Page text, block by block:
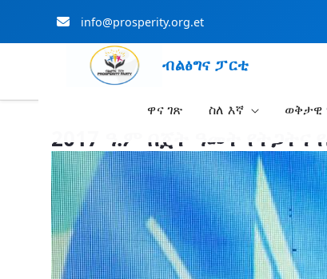
info@prosperity.org.et
ብልፅግና ፓርቲ
ዋና ገጽ ስለ እኛ ወቅታዊ
2017 ዓ.ም በጀት ዓመት የትጋትና